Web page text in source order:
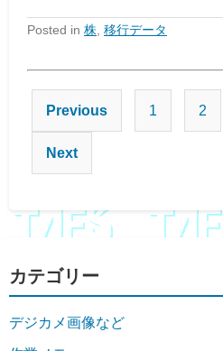
Posted in 株, 移行データ
投
稿
ペ
ー
Previous 1 2
Next
カテゴリー
デジカメ画像など